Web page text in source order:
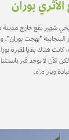
الأثري بوران
شهير يقع خارج مدينة
البنجابية "بهجت بوران".
هناك بقايا لمقبرة
ولكن الآن لا يوجد قبر
وبئر ماء.